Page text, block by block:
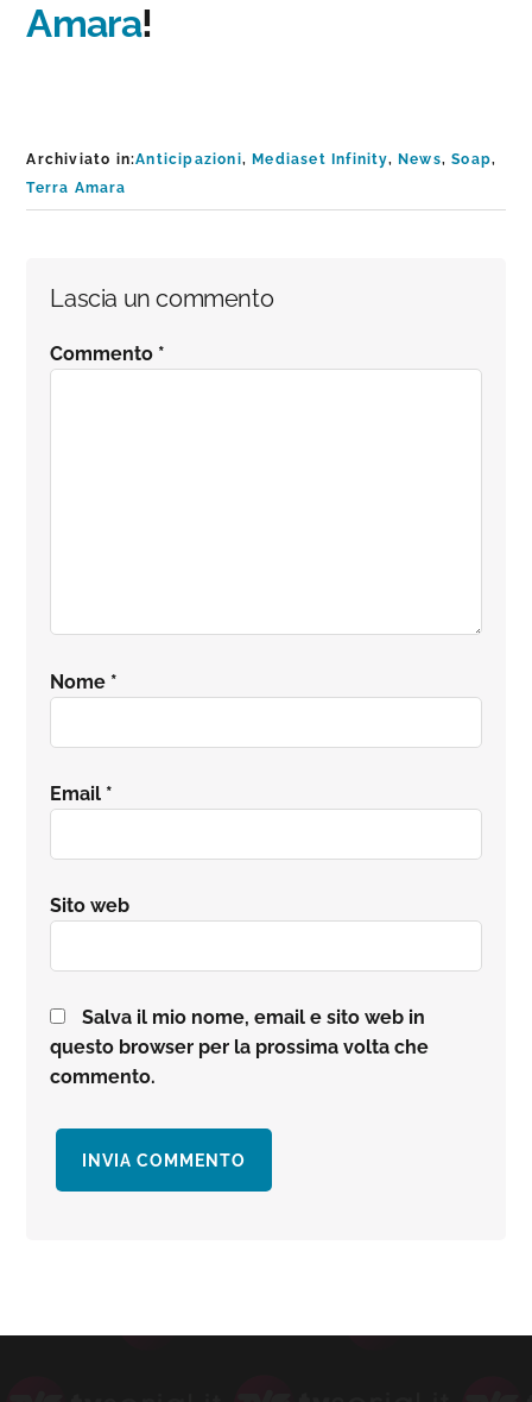
Amara!
Archiviato in:Anticipazioni, Mediaset Infinity, News,Soap,
Terra Amara
Interazioni
del
Lascia un commento
Commento *
Nome *
Email *
Sito web
Salva il mio nome, email e sito web in
questo browser per la prossima volta che
commento.